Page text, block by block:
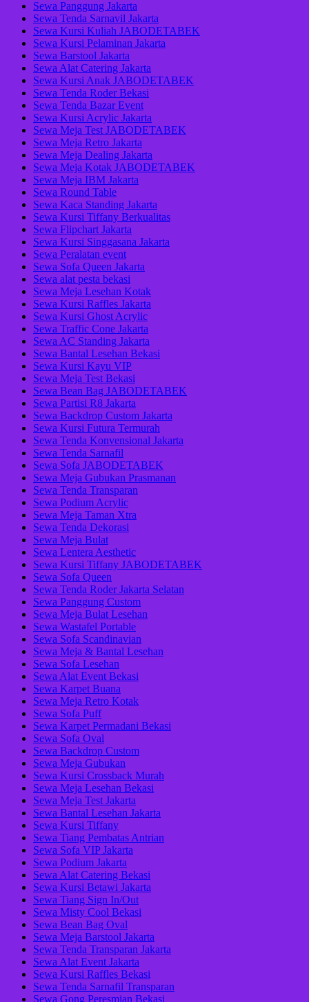
Sewa Panggung Jakarta
Sewa Tenda Sarnavil Jakarta
Sewa Kursi Kuliah JABODETABEK
Sewa Kursi Pelaminan Jakarta
Sewa Barstool Jakarta
Sewa Alat Catering Jakarta
Sewa Kursi Anak JABODETABEK
Sewa Tenda Roder Bekasi
Sewa Tenda Bazar Event
Sewa Kursi Acrylic Jakarta
Sewa Meja Test JABODETABEK
Sewa Meja Retro Jakarta
Sewa Meja Dealing Jakarta
Sewa Meja Kotak JABODETABEK
Sewa Meja IBM Jakarta
Sewa Round Table
Sewa Kaca Standing Jakarta
Sewa Kursi Tiffany Berkualitas
Sewa Flipchart Jakarta
Sewa Kursi Singgasana Jakarta
Sewa Peralatan event
Sewa Sofa Queen Jakarta
Sewa alat pesta bekasi
Sewa Meja Lesehan Kotak
Sewa Kursi Raffles Jakarta
Sewa Kursi Ghost Acrylic
Sewa Traffic Cone Jakarta
Sewa AC Standing Jakarta
Sewa Bantal Lesehan Bekasi
Sewa Kursi Kayu VIP
Sewa Meja Test Bekasi
Sewa Bean Bag JABODETABEK
Sewa Partisi R8 Jakarta
Sewa Backdrop Custom Jakarta
Sewa Kursi Futura Termurah
Sewa Tenda Konvensional Jakarta
Sewa Tenda Sarnafil
Sewa Sofa JABODETABEK
Sewa Meja Gubukan Prasmanan
Sewa Tenda Transparan
Sewa Podium Acrylic
Sewa Meja Taman Xtra
Sewa Tenda Dekorasi
Sewa Meja Bulat
Sewa Lentera Aesthetic
Sewa Kursi Tiffany JABODETABEK
Sewa Sofa Queen
Sewa Tenda Roder Jakarta Selatan
Sewa Panggung Custom
Sewa Meja Bulat Lesehan
Sewa Wastafel Portable
Sewa Sofa Scandinavian
Sewa Meja & Bantal Lesehan
Sewa Sofa Lesehan
Sewa Alat Event Bekasi
Sewa Karpet Buana
Sewa Meja Retro Kotak
Sewa Sofa Puff
Sewa Karpet Permadani Bekasi
Sewa Sofa Oval
Sewa Backdrop Custom
Sewa Meja Gubukan
Sewa Kursi Crossback Murah
Sewa Meja Lesehan Bekasi
Sewa Meja Test Jakarta
Sewa Bantal Lesehan Jakarta
Sewa Kursi Tiffany
Sewa Tiang Pembatas Antrian
Sewa Sofa VIP Jakarta
Sewa Podium Jakarta
Sewa Alat Catering Bekasi
Sewa Kursi Betawi Jakarta
Sewa Tiang Sign In/Out
Sewa Misty Cool Bekasi
Sewa Bean Bag Oval
Sewa Meja Barstool Jakarta
Sewa Tenda Transparan Jakarta
Sewa Alat Event Jakarta
Sewa Kursi Raffles Bekasi
Sewa Tenda Sarnafil Transparan
Sewa Gong Peresmian Bekasi